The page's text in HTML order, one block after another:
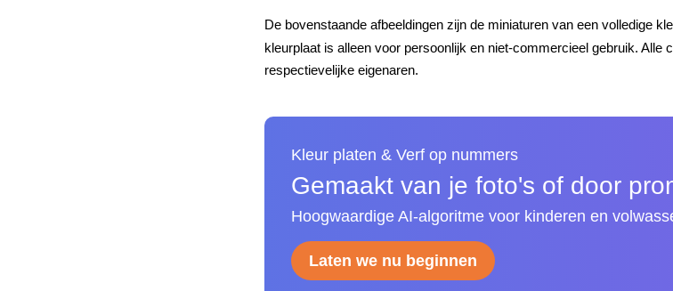
De bovenstaande afbeeldingen zijn de miniaturen van een volledige
kleurplaat is alleen voor persoonlijk en niet-commercieel gebruik.
respectievelijke eigenaren.
Kleur platen & Verf op nummers
Gemaakt van je foto's of door
Hoogwaardige AI-algoritme voor kinderen en
Laten we nu beginnen